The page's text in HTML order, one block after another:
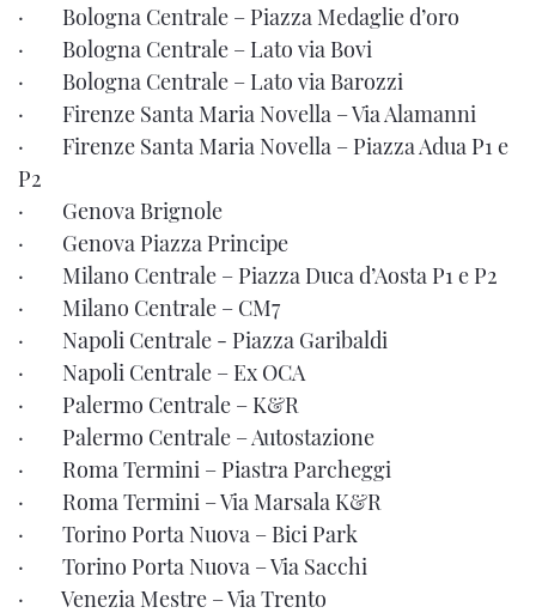
· Bologna Centrale – Piazza Medaglie d’oro
· Bologna Centrale – Lato via Bovi
· Bologna Centrale – Lato via Barozzi
· Firenze Santa Maria Novella – Via Alamanni
· Firenze Santa Maria Novella – Piazza Adua P1 e
P2
· Genova Brignole
· Genova Piazza Principe
· Milano Centrale – Piazza Duca d’Aosta P1 e P2
· Milano Centrale – CM7
· Napoli Centrale - Piazza Garibaldi
· Napoli Centrale – Ex OCA
· Palermo Centrale – K&R
· Palermo Centrale – Autostazione
· Roma Termini – Piastra Parcheggi
· Roma Termini – Via Marsala K&R
· Torino Porta Nuova – Bici Park
· Torino Porta Nuova – Via Sacchi
· Venezia Mestre – Via Trento